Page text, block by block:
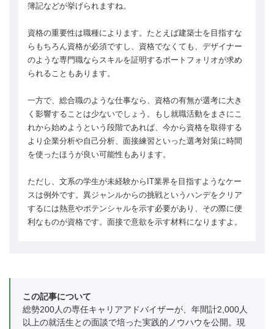
簿記などが挙げられますね。
資格の重要性は職種によります。たとえば建築士を目指すな
らもちろん資格が必須ですし、資格でなくても、デザイナー
のような専門職ならスキルを証明するポートフォリオが求め
られることもあります。
一方で、総合職のような仕事なら、資格の有無が選考に大き
く影響することは少ないでしょう。もし就職活動をまさにこ
れから始めようという段階であれば、今から資格を取得する
より企業分析や自己分析、面接練習といった選考対策に時間
を使ったほうが良い可能性もあります。
ただし、文系の学生が未経験からIT業界を目指すようなケー
スは例外です。異ジャンルからの挑戦というハンデをクリア
するには熱意やポテンシャルを示す必要があり、その際に便
利なものが資格です。面接で意欲を示す材料になりますよ。
この記事について
総勢200人の専任キャリアアドバイザーが、年間計2,000人
以上の就活生との面談で培った実践的ノウハウを公開。現